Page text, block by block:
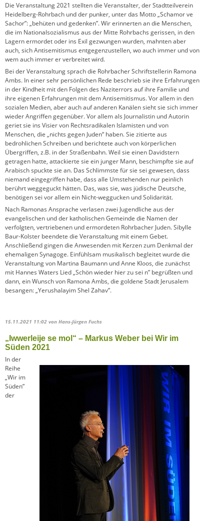
Die Veranstaltung 2021 stellten die Veranstalter, der Stadtteilverein
Heidelberg-Rohrbach und der punker, unter das Motto „Schamor ve
Sachor”: „behüten und gedenken”. Wir erinnerten an die Menschen,
die im Nationalsozialismus aus der Mitte Rohrbachs gerissen, in den
Lagern ermordet oder ins Exil gezwungen wurden, mahnten aber
auch, sich Antisemitismus entgegenzustellen, wo auch immer und von
wem auch immer er verbreitet wird.
Bei der Veranstaltung sprach die Rohrbacher Schriftstellerin Ramona
Ambs. In einer sehr persönlichen Rede beschrieb sie ihre Erfahrungen
in der Kindheit mit den Folgen des Naziterrors auf ihre Familie und
ihre eigenen Erfahrungen mit dem Antisemitismus. Vor allem in den
sozialen Medien, aber auch auf anderen Kanälen sieht sie sich immer
wieder Angriffen gegenüber. Vor allem als Journalistin und Autorin
geriet sie ins Visier von Rechtsradikalen Islamisten und von
Menschen, die „nichts gegen Juden“ haben. Sie zitierte aus
bedrohlichen Schreiben und berichtete auch von körperlichen
Übergriffen, z.B. in der Straßenbahn. Weil sie einen Davidstern
getragen hatte, attackierte sie ein junger Mann, beschimpfte sie auf
Arabisch spuckte sie an. Das Schlimmste für sie sei gewesen, dass
niemand eingegriffen habe, dass alle Umstehenden nur peinlich
berührt weggeguckt hätten. Das, was sie, was jüdische Deutsche,
benötigen sei vor allem ein Nicht-weggucken und Solidarität.
Nach Ramonas Ansprache verlasen zwei Jugendliche aus der
evangelischen und der katholischen Gemeinde die Namen der
verfolgten, vertriebenen und ermordeten Rohrbacher Juden. Sibylle
Baur-Kolster beendete die Veranstaltung mit einem Gebet.
Anschließend gingen die Anwesenden mit Kerzen zum Denkmal der
ehemaligen Synagoge. Einfühlsam musikalisch begleitet wurde die
Veranstaltung von Martina Baumann und Anne Kloos, die zunächst
mit Hannes Waters Lied „Schön wieder hier zu sei n” begrüßten und
dann, ein Wunsch von Ramona Ambs, die goldene Stadt Jerusalem
besangen: „Yerushalayim Shel Zahav”.
15.11.2021 11:02 von Hans-Jürgen Fuchs
„Iwwerleije se mol“ – Markus Weber bei Wir im
Süden 2021
In der
Reihe
„Wir im
Süden”
der